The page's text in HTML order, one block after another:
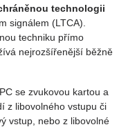
technologii
signálem (LTCA).
techniku přímo
nejrozšířenější běžně
se zvukovou kartou a
z libovolného vstupu či
vstup, nebo z libovolné